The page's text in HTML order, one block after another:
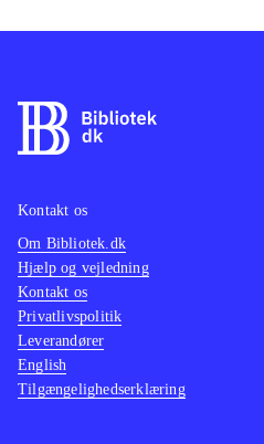
Kontakt os
Om Bibliotek.dk
Hjælp og vejledning
Kontakt os
Privatlivspolitik
Leverandører
English
Tilgængelighedserklæring